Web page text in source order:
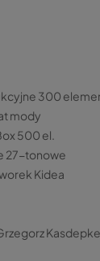
300
mody
500 el.
27-tonowe
Kidea
Kasdepke